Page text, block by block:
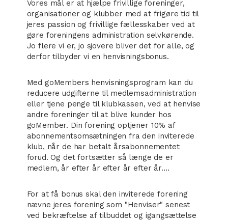
Vores mål er at hjælpe frivillige foreninger,
organisationer og klubber med at frigøre tid til
jeres passion og frivillige fællesskaber ved at
gøre foreningens administration selvkørende.
Jo flere vi er, jo sjovere bliver det for alle, og
derfor tilbyder vi en henvisningsbonus.
Med goMembers henvisningsprogram kan du
reducere udgifterne til medlemsadministration
eller tjene penge til klubkassen, ved at henvise
andre foreninger til at blive kunder hos
goMember. Din forening optjener 10% af
abonnementsomsætningen fra den inviterede
klub, når de har betalt årsabonnementet
forud. Og det fortsætter så længe de er
medlem, år efter år efter år efter år….
For at få bonus skal den inviterede forening
nævne jeres forening som "Henviser" senest
ved bekræftelse af tilbuddet og igangsættelse